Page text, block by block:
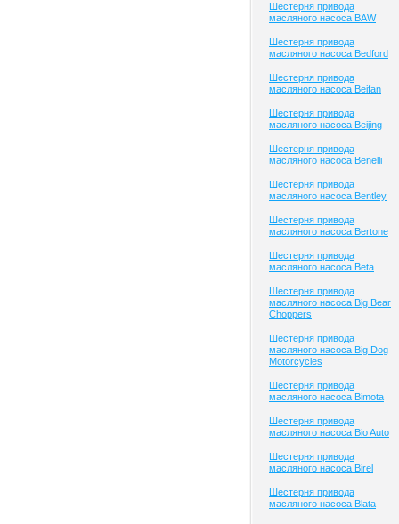
Шестерня привода
масляного насоса BAW
Шестерня привода
масляного насоса Bedford
Шестерня привода
масляного насоса Beifan
Шестерня привода
масляного насоса Beijing
Шестерня привода
масляного насоса Benelli
Шестерня привода
масляного насоса Bentley
Шестерня привода
масляного насоса Bertone
Шестерня привода
масляного насоса Beta
Шестерня привода
масляного насоса Big Bear
Choppers
Шестерня привода
масляного насоса Big Dog
Motorcycles
Шестерня привода
масляного насоса Bimota
Шестерня привода
масляного насоса Bio Auto
Шестерня привода
масляного насоса Birel
Шестерня привода
масляного насоса Blata